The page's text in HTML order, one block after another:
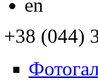
en
+38 (044)